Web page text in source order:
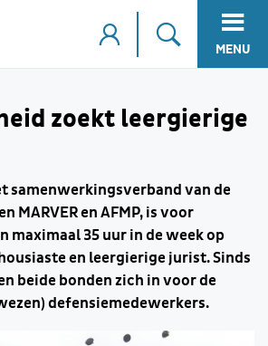
MENU
zoekt leergierige
samenwerkingsverband van de
MARVER en AFMP, is voor
maximaal 35 uur in de week op
en leergierige jurist. Sinds
beide bonden zich in voor de
defensiemedewerkers.